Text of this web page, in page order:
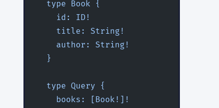
  type Book {
    id: ID!
    title: String!
    author: String!
  }
  type Query {
    books: [Book!]!